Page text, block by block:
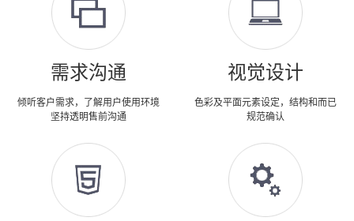
需求沟通
倾听客户需求，了解用户使用环境
坚持透明售前沟通
视觉设计
色彩及平面元素设定，结构和而已
规范确认